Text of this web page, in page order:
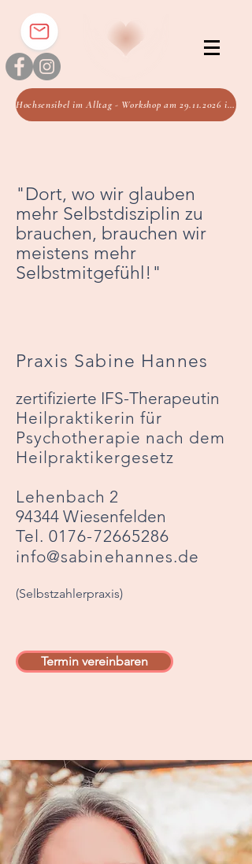
Hochsensibel im Alltag - Workshop am 29.11.2026 im FGZ Regensburg
"Dort, wo wir glauben
mehr Selbstdisziplin zu
brauchen, brauchen wir
meistens mehr
Selbstmitgefühl!"
Praxis Sabine Hannes
zertifizierte IFS-Therapeutin
Heilpraktikerin für
Psychotherapie nach dem
Heilpraktikergesetz
Lehenbach 2
94344 Wiesenfelden
Tel.0176-72665286
info@sabinehannes.de
(Selbstzahlerpraxis)
Termin vereinbaren